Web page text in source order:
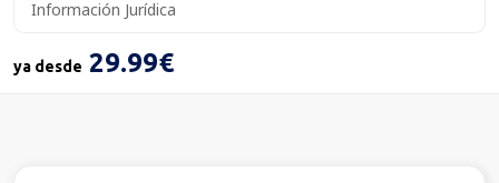
Información Jurídica
ya desde 29.99€